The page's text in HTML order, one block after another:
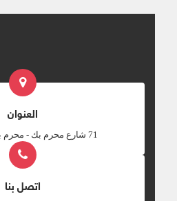
العنوان
‎71 شارع محرم بك - محرم بك. الاسكندريه
اتصل بنا